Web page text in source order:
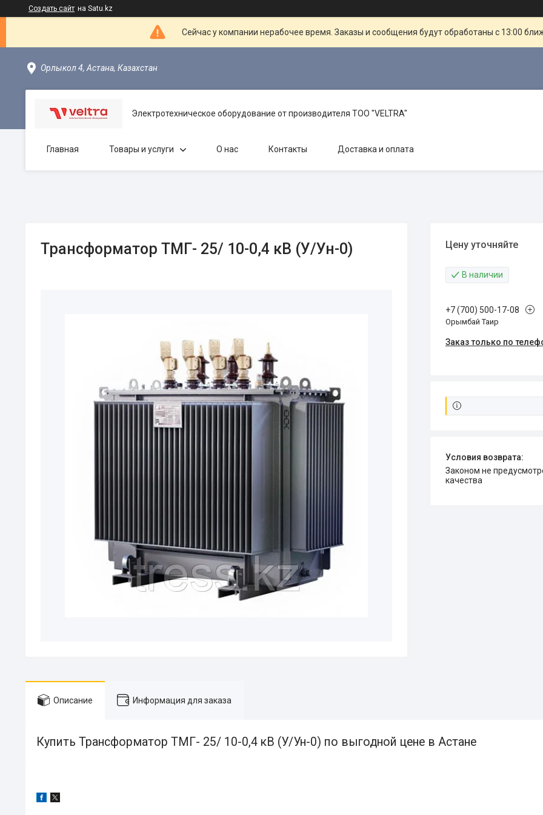
Создать сайт на Satu.kz
Сейчас у компании нерабочее время. Заказы и сообщения будут обработаны с 13:00
Орлыкол 4, Астана, Казахстан
Электротехническое оборудование от производителя TOO "VELTRA"
Главная Товары и услуги О нас Контакты Доставка и оплата
Трансформатор ТМГ- 25/ 10-0,4 кВ (У/Ун-0) Цену уточняйте
В наличии
+7 (700) 500-17-08
Орымбай Таир
Заказ только по
Законом не предусмотрен возврат и обмен данного товара надлежащего
качества
Описание Информация для заказа
Купить Трансформатор ТМГ- 25/ 10-0,4 кВ (У/Ун-0) по выгодной цене в Астане